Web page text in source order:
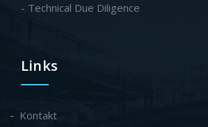
- Technical Due Diligence
Links
Kontakt